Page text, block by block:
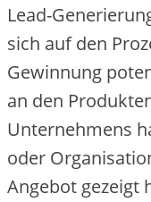
Lead-
sich auf den
Gewinnung
an den
Unternehmens
oder
Angebot gezeigt